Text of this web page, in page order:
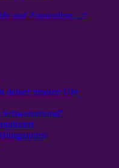
und Zutatenliste…“
deiner inneren Uhr